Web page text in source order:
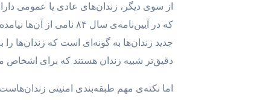
از سوی دیگر، زندان‌های عادی یا عمومی
جدید زندان‌ها به گونه‌ای است که زندان‌ها
دقیق‌تر شبیه زندان هستند که برای اشخاص